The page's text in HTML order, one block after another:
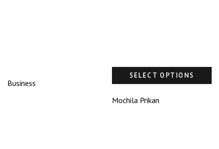
Business
SELECT OPTIONS
Mochila Prikan